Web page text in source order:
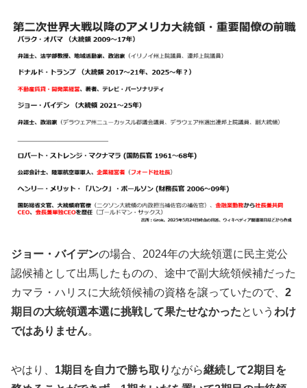
ジョー・バイデンの場合、2024年の大統領選に民主党公
認候補として出馬したものの、途中で副大統領候補だった
カマラ・ハリスに大統領候補の資格を譲っていたので、 2
期目の大統領選本選に挑戦して果たせなかったという わけ
ではありません。
やはり、 1期目を自力で勝ち取り ながら継続して2期目を